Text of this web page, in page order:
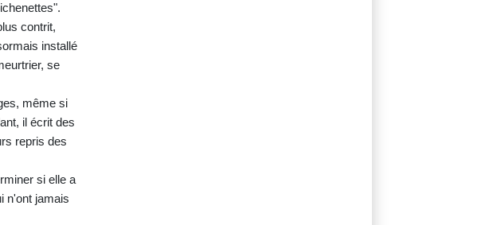
contrit,
installé
se
même si
il écrit des
repris des
si elle a
n'ont jamais